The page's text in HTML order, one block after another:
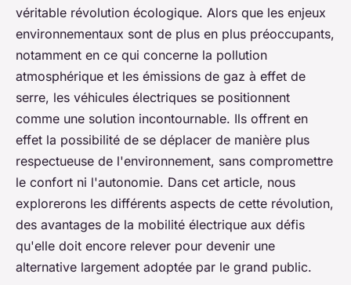
véritable révolution écologique. Alors que les enjeux
environnementaux sont de plus en plus préoccupants,
notamment en ce qui concerne la pollution
atmosphérique et les émissions de gaz à effet de
serre, les véhicules électriques se positionnent
comme une solution incontournable. Ils offrent en
effet la possibilité de se déplacer de manière plus
respectueuse de l'environnement, sans compromettre
le confort ni l'autonomie. Dans cet article, nous
explorerons les différents aspects de cette révolution,
des avantages de la mobilité électrique aux défis
qu'elle doit encore relever pour devenir une
alternative largement adoptée par le grand public.